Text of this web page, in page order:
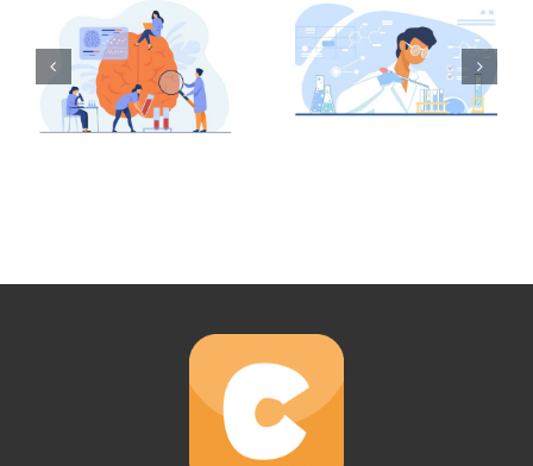
le crédit
innovation
(CII) ?
le crédit
d’impôt
recherche ?